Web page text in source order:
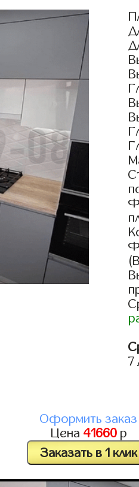
7
Оформить заказ
Цена 41660р
Заказать в 1 клик